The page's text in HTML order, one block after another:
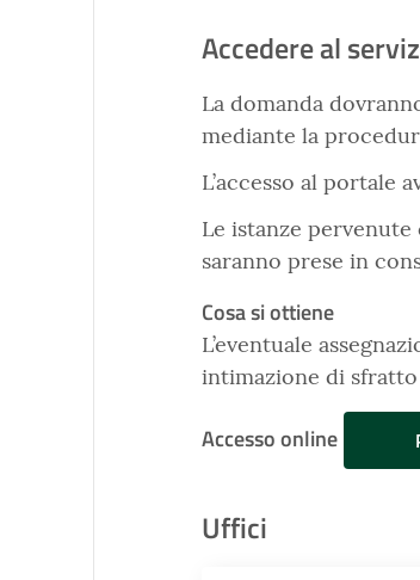
Accedere al
La domanda
mediante la
L’accesso al portale
Le istanze
saranno prese in
Cosa si ottiene
L’eventuale
intimazione di
Accesso online
Uffici